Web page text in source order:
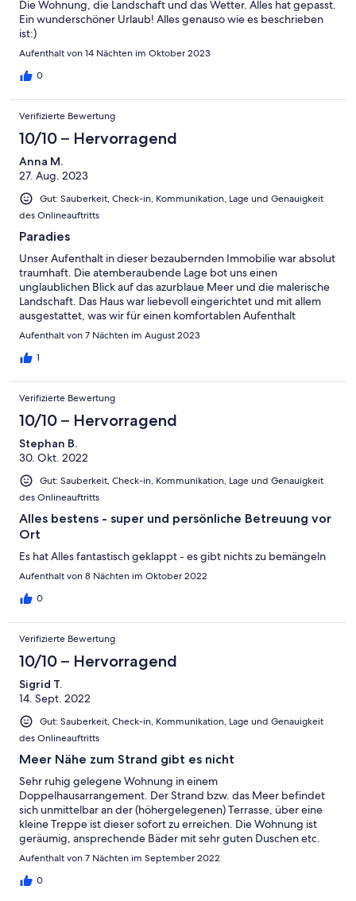
Die Wohnung, die Landschaft und das Wetter. Alles hat gepasst.
Ein wunderschöner Urlaub! Alles genauso wie es beschrieben
ist:)
Aufenthalt von 14 Nächten im Oktober 2023
0
Verifizierte Bewertung
10/10 – Hervorragend
Anna M.
27. Aug. 2023
Gut: Sauberkeit, Check-in, Kommunikation, Lage und Genauigkeit
des Onlineauftritts
Paradies
Unser Aufenthalt in dieser bezaubernden Immobilie war absolut
traumhaft. Die atemberaubende Lage bot uns einen
unglaublichen Blick auf das azurblaue Meer und die malerische
Landschaft. Das Haus war liebevoll eingerichtet und mit allem
ausgestattet, was wir für einen komfortablen Aufenthalt
benötigten. Besonders genossen haben wir die ruhige
Atmosphäre, die es uns ermöglichte, uns vollständig zu erholen.
Die Vermieterin (Ria) sorgte bereits bei der Ankunft mit eigenem
herzlichen Willkommen. Im Verlauf der Woche überraschte uns
Ria mit einer Zwischenreinigung (mit frischen Handtüchern) ,
einer Schale mit eigenem Obst uns später ein leckeres Dessert-
wie wundervoll. Da Ria gleich nebenan (hinter dem privaten
Parkplatz) wohnt, war Sie für uns immer ansprechbar. Wir
können diese Immobilie uneingeschränkt empfehlen und
freuen uns schon darauf, bald wiederzukommen. Dieser Urlaub
wird uns zweifellos noch lange in Erinnerung bleiben.
Aufenthalt von 7 Nächten im August 2023
1
Verifizierte Bewertung
10/10 – Hervorragend
Stephan B.
30. Okt. 2022
Gut: Sauberkeit, Check-in, Kommunikation, Lage und Genauigkeit
des Onlineauftritts
Alles bestens - super und persönliche Betreuung vor
Ort
Es hat Alles fantastisch geklappt - es gibt nichts zu bemängeln
Aufenthalt von 8 Nächten im Oktober 2022
0
Verifizierte Bewertung
10/10 – Hervorragend
Sigrid T.
14. Sept. 2022
Gut: Sauberkeit, Check-in, Kommunikation, Lage und Genauigkeit
des Onlineauftritts
Meer Nähe zum Strand gibt es nicht
Sehr ruhig gelegene Wohnung in einem
Doppelhausarrangement. Der Strand bzw. das Meer befindet
sich unmittelbar an der (höhergelegenen) Terrasse, über eine
kleine Treppe ist dieser sofort zu erreichen. Die Wohnung ist
geräumig, ansprechende Bäder mit sehr guten Duschen etc.
Der Ort selber ist gediegen und ruhig, drei Tavernen in
unmittelbarer Nähe sorgen für nachmittägliche/abendliche
Abwechslung oder auch gutes Essen. Für Unternehmungen
Aufenthalt von 7 Nächten im September 2022
0